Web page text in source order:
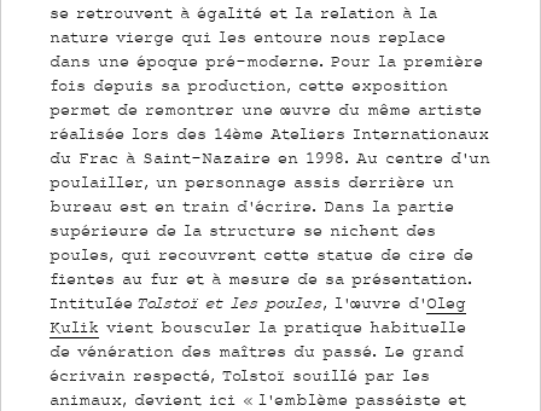
se retrouvent à égalité et la relation à la
nature vierge qui les entoure nous replace
dans une époque pré-moderne. Pour la première
fois depuis sa production, cette exposition
permet de remontrer une œuvre du même artiste
réalisée lors des 14ème Ateliers Internationaux
du Frac à Saint-Nazaire en 1998. Au centre d’un
poulailler, un personnage assis derrière un
bureau est en train d’écrire. Dans la partie
supérieure de la structure se nichent des
poules, qui recouvrent cette statue de cire de
fientes au fur et à mesure de sa présentation.
Intitulée Tolstoï et les poules, l’œuvre d’ Oleg
Kulik vient bousculer la pratique habituelle
de vénération des maîtres du passé. Le grand
écrivain respecté, Tolstoï souillé par les
animaux, devient ici « l’emblème passéiste et